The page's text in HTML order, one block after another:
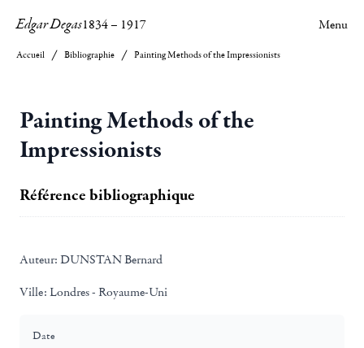
Edgar Degas1834– 1917 Menu
Accueil Bibliographie Painting Methods of the Impressionists
Painting Methods of the
Impressionists
Référence bibliographique
Auteur: DUNSTAN Bernard
Ville: Londres - Royaume-Uni
Date